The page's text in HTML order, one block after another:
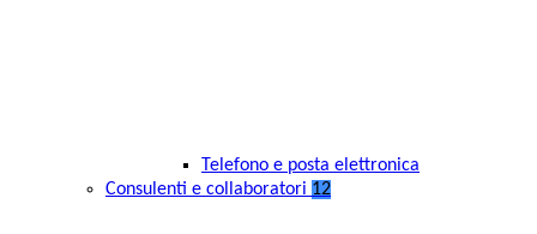
Telefono e posta elettronica
Consulenti e collaboratori 12